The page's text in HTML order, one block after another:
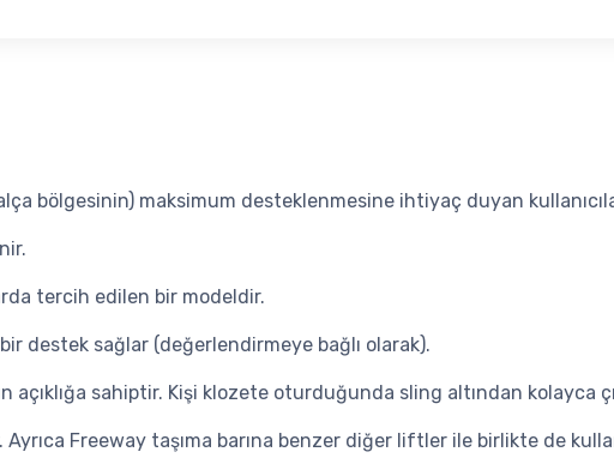
bölgesinin) maksimum desteklenmesine ihtiyaç duyan
tercih edilen bir modeldir.
destek sağlar (değerlendirmeye bağlı olarak).
sahiptir. Kişi klozete oturduğunda sling altından kolayca
Freeway taşıma barına benzer diğer liftler ile birlikte de